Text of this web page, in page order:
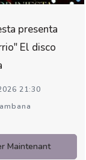
presenta
El disco
21:30
Maintenant